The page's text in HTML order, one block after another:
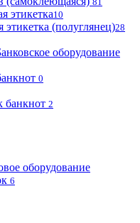
этикетка10
этикетка (полуглянец)28
оборудование
0
банкнот 2
оборудование
6